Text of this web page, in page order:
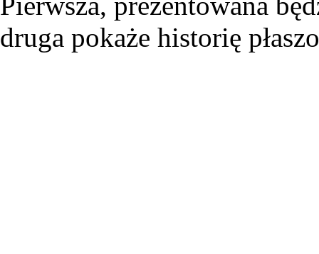
druga pokaże historię